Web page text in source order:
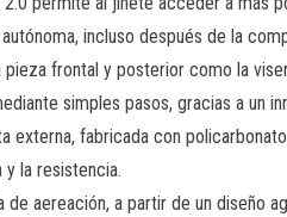
incluso después de la
pieza frontal y posterior como la
simples pasos, gracias a un
externa, fabricada con
y la resistencia.
de aereación, a partir de un diseño